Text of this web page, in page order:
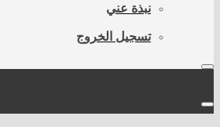
نبذة عني
تسجيل الخروج